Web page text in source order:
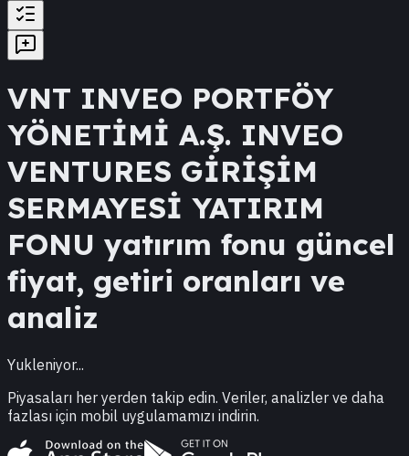
VNT INVEO PORTFÖY
YÖNETİMİ A.Ş. INVEO
VENTURES GİRİŞİM
SERMAYESİ YATIRIM
FONU yatırım fonu güncel
fiyat, getiri oranları ve
analiz
Yukleniyor...
Piyasaları her yerden takip edin. Veriler, analizler ve daha
fazlası için mobil uygulamamızı indirin.